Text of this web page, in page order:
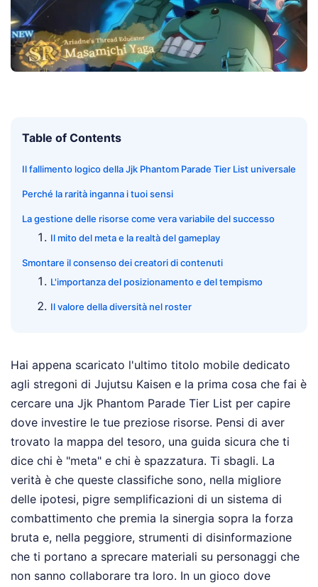
Table of Contents
Il fallimento logico della Jjk Phantom Parade Tier List universale
Perché la rarità inganna i tuoi sensi
La gestione delle risorse come vera variabile del successo
Il mito del meta e la realtà del gameplay
Smontare il consenso dei creatori di contenuti
L'importanza del posizionamento e del tempismo
Il valore della diversità nel roster
Hai appena scaricato l'ultimo titolo mobile dedicato
agli stregoni di Jujutsu Kaisen e la prima cosa che fai è
cercare una Jjk Phantom Parade Tier List per capire
dove investire le tue preziose risorse. Pensi di aver
trovato la mappa del tesoro, una guida sicura che ti
dice chi è "meta" e chi è spazzatura. Ti sbagli. La
verità è che queste classifiche sono, nella migliore
delle ipotesi, pigre semplificazioni di un sistema di
combattimento che premia la sinergia sopra la forza
bruta e, nella peggiore, strumenti di disinformazione
che ti portano a sprecare materiali su personaggi che
non sanno collaborare tra loro. In un gioco dove